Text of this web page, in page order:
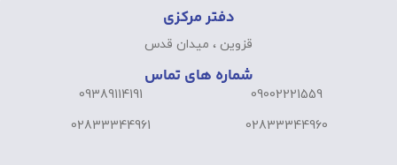
دفتر مرکزی
قزوین ، میدان قدس
شماره های تماس
09002221559
02833344960
09389114191
02833344961